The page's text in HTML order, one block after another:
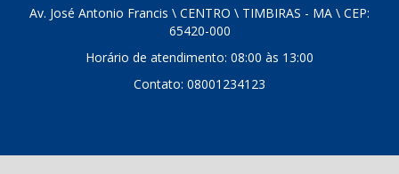
Av. José Antonio Francis \ CENTRO \ TIMBIRAS - MA \ CEP:
65420-000
Horário de atendimento: 08:00 às 13:00
Contato: 08001234123